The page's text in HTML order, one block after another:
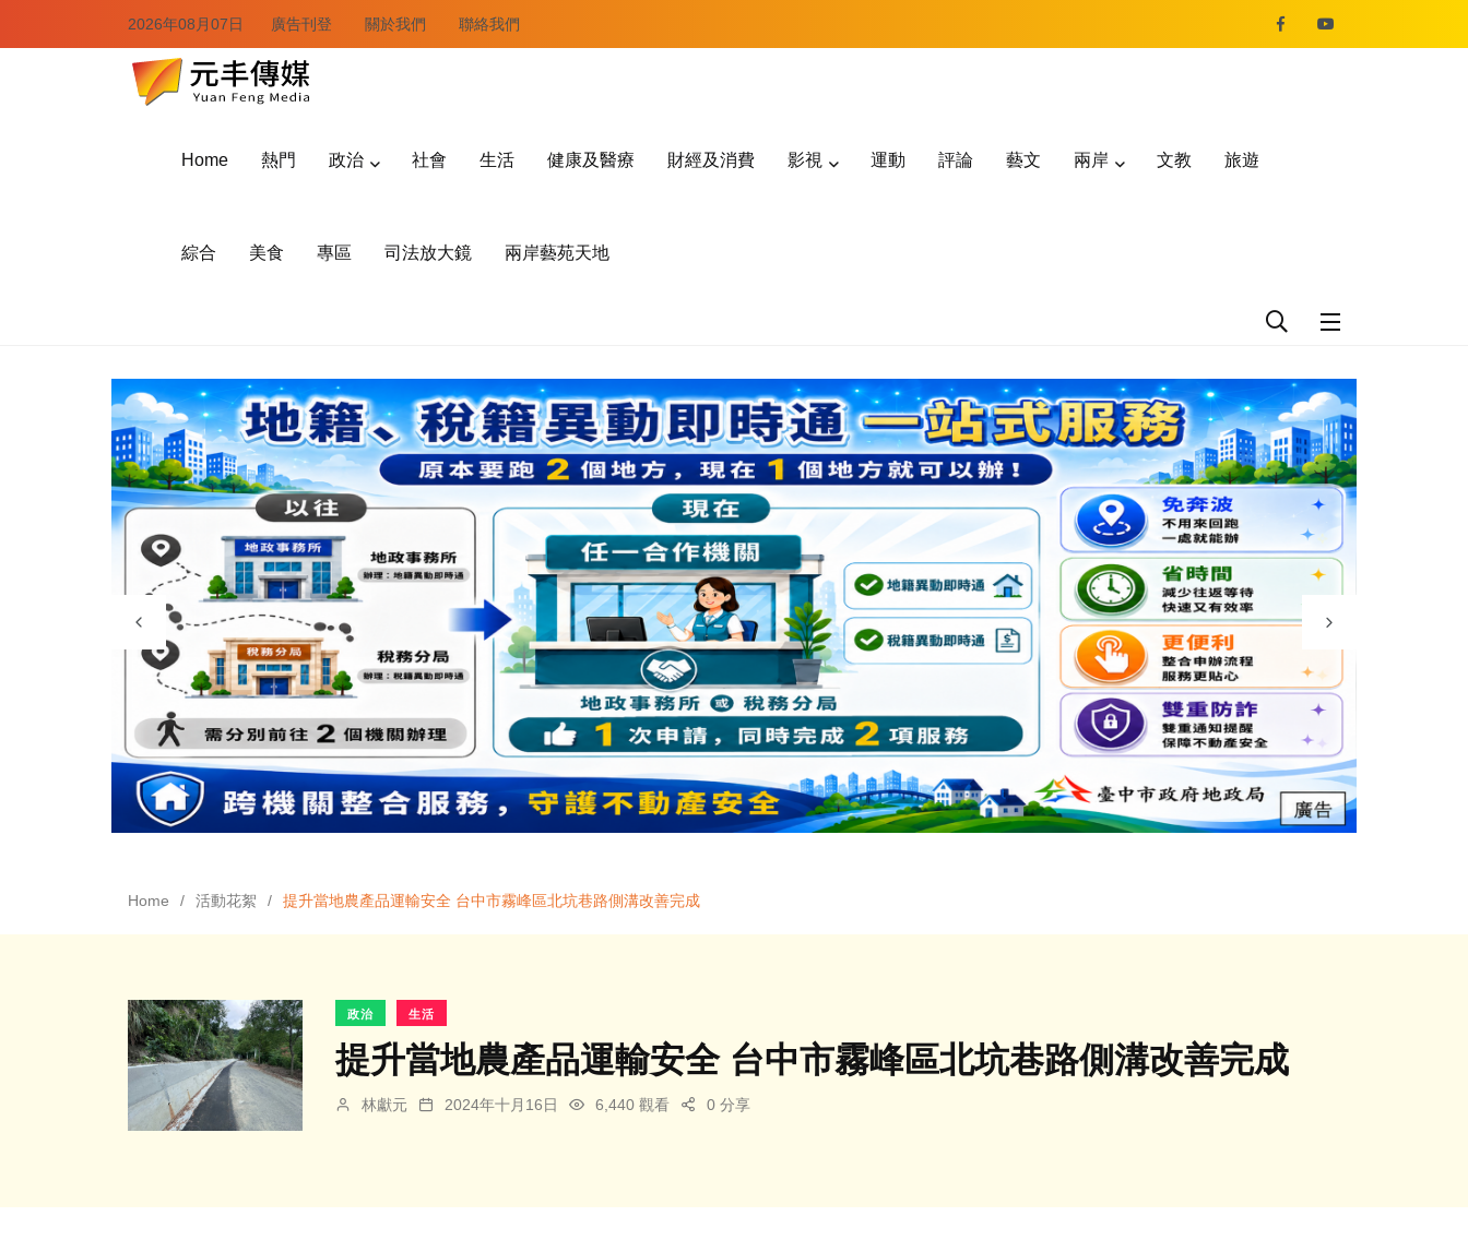
2026年08月07日 廣告刊登 關於我們 聯絡我們
Home 熱門 政治 社會 生活 健康及醫療 財經及消費 影視 運動 評論 藝文 兩岸 文教 旅遊
綜合 美食 專區 司法放大鏡 兩岸藝苑天地
Home 活動花絮 提升當地農產品運輸安全 台中市霧峰區北坑巷路側溝改善完成
政治 生活
提升當地農產品運輸安全 台中市霧峰區北坑巷路側溝改善完成
林獻元 2024年十月16日 6,440 觀看 0 分享